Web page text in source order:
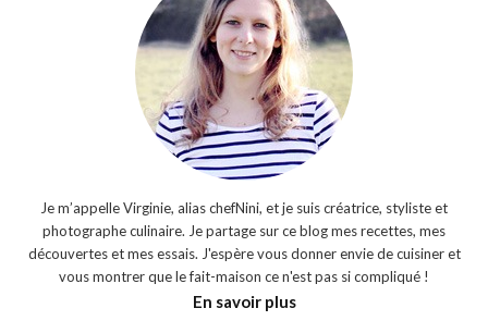
Je m’appelle Virginie, alias chefNini, et je suis créatrice, styliste et
photographe culinaire. Je partage sur ce blog mes recettes, mes
découvertes et mes essais. J'espère vous donner envie de cuisiner et
vous montrer que le fait-maison ce n'est pas si compliqué !
En savoir plus